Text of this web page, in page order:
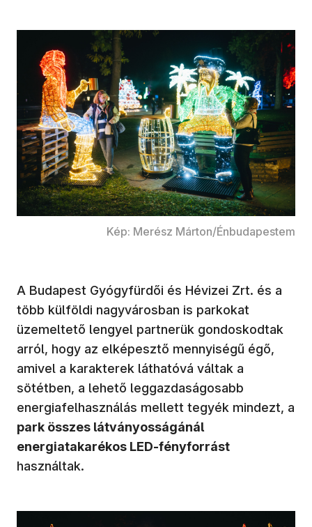
Kép: Merész Márton/Énbudapestem
A Budapest Gyógyfürdői és Hévizei Zrt. és a
több külföldi nagyvárosban is parkokat
üzemeltető lengyel partnerük gondoskodtak
arról, hogy az elképesztő mennyiségű égő,
amivel a karakterek láthatóvá váltak a
sötétben, a lehető leggazdaságosabb
energiafelhasználás mellett tegyék mindezt, a
park összes látványosságánál
energiatakarékos LED-fényforrást
használtak.